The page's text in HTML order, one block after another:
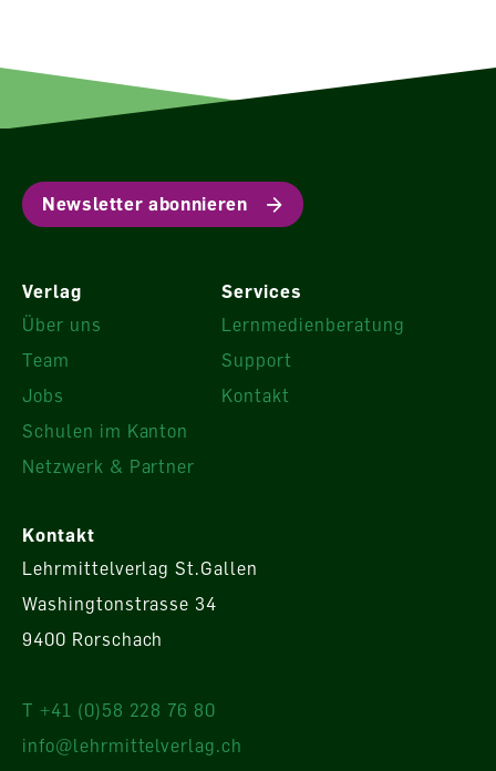
Newsletter abonnieren
Verlag
Über uns
Team
Jobs
Schulen im Kanton
Netzwerk & Partner
Services
Lernmedienberatung
Support
Kontakt
Kontakt
Lehrmittelverlag St.Gallen
Washingtonstrasse 34
9400 Rorschach
T +41 (0)58 228 76 80
info@lehrmittelverlag.ch